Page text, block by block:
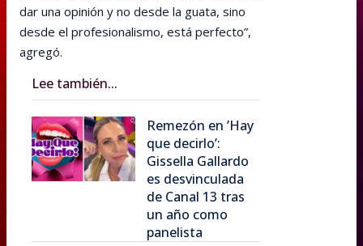
dar una opinión y no desde la guata, sino
desde el profesionalismo, está perfecto”,
agregó.
Lee también...
Remezón en ’Hay
que decirlo’:
Gissella Gallardo
es desvinculada
de Canal 13 tras
un año como
panelista